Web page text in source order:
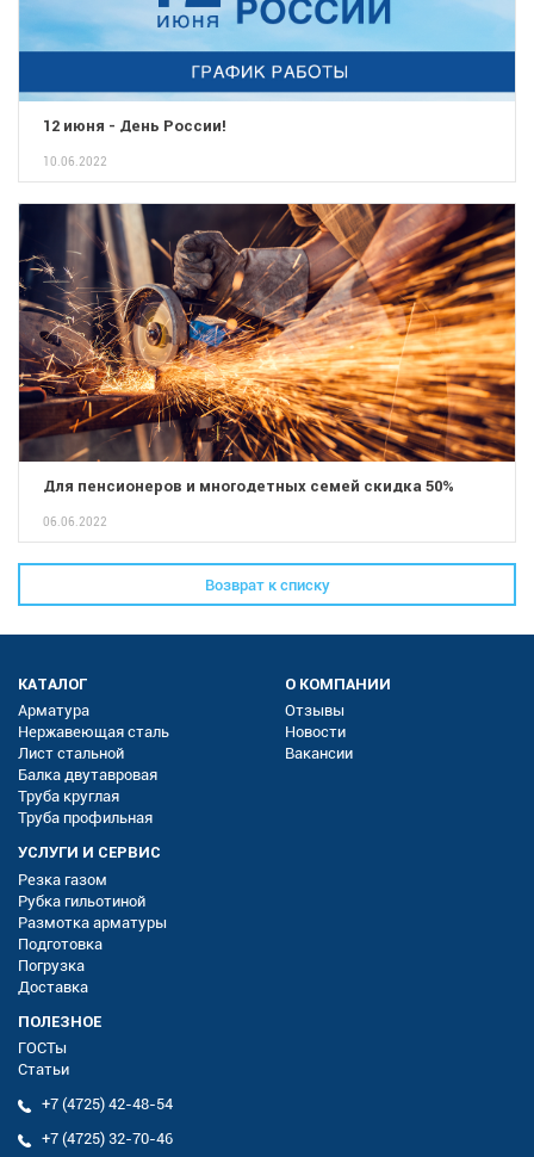
12 июня - День России!
10.06.2022
Для пенсионеров и многодетных семей скидка 50%
06.06.2022
Возврат к списку
КАТАЛОГ
Арматура
Нержавеющая сталь
Лист стальной
Балка двутавровая
Труба круглая
Труба профильная
О КОМПАНИИ
Отзывы
Новости
Вакансии
УСЛУГИ И СЕРВИС
Резка газом
Рубка гильотиной
Размотка арматуры
Подготовка
Погрузка
Доставка
ПОЛЕЗНОЕ
ГОСТы
Статьи
+7 (4725) 42-48-54
+7 (4725) 32-70-46